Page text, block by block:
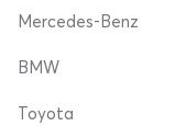
Mercedes-Benz
BMW
Toyota